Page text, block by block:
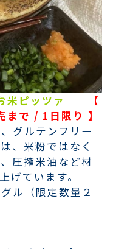
ピッツァ
【
で / 1日限り 】
グルテンフリー
、米粉ではなく
圧搾米油など材
げています。
ル（限定数量２